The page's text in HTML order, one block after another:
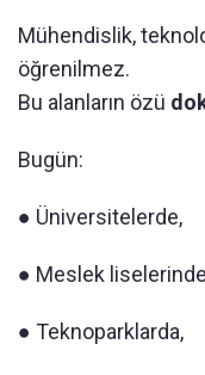
Mühendislik,
öğrenilmez.
Bu alanların özü
Bugün:
● Üniversitelerde,
● Meslek
● Teknoparklarda,